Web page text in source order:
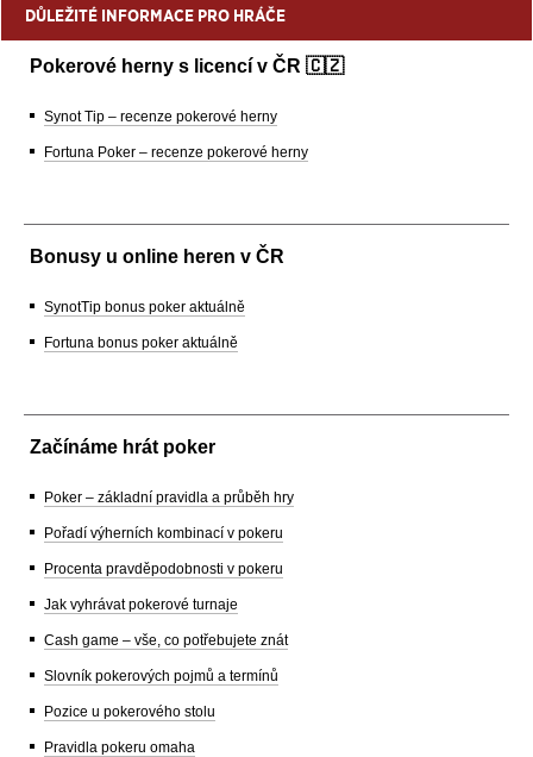
DŮLEŽITÉ INFORMACE PRO HRÁČE
Pokerové herny s licencí v ČR 🇨🇿
Synot Tip – recenze pokerové herny
Fortuna Poker – recenze pokerové herny
Bonusy u online heren v ČR
SynotTip bonus poker aktuálně
Fortuna bonus poker aktuálně
Začínáme hrát poker
Poker – základní pravidla a průběh hry
Pořadí výherních kombinací v pokeru
Procenta pravděpodobnosti v pokeru
Jak vyhrávat pokerové turnaje
Cash game – vše, co potřebujete znát
Slovník pokerových pojmů a termínů
Pozice u pokerového stolu
Pravidla pokeru omaha